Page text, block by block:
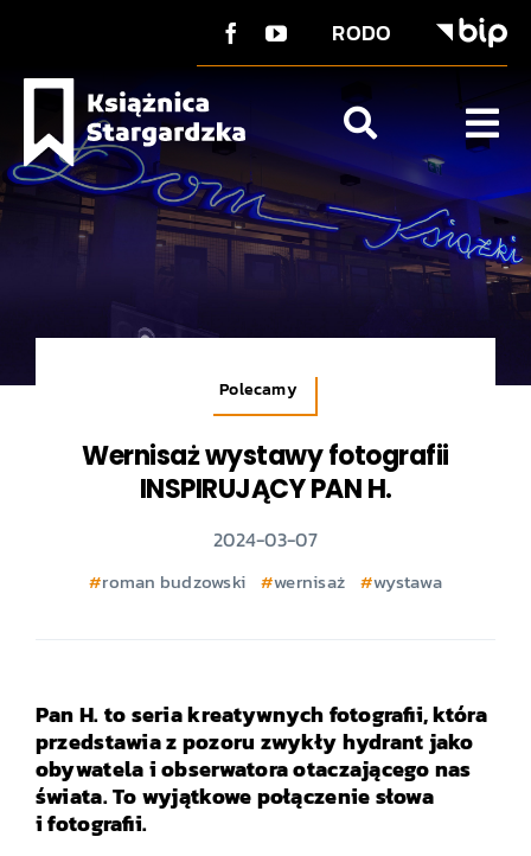
RODO
O Książnicy
Kontakt
Polecamy
Wernisaż wystawy fotografii
INSPIRUJĄCY PAN H.
2024-03-07
roman budzowski wernisaż wystawa
Pan H. to seria kreatywnych fotografii, która
przedstawia z pozoru zwykły hydrant jako
obywatela i obserwatora otaczającego nas
świata. To wyjątkowe połączenie słowa
i fotografii.